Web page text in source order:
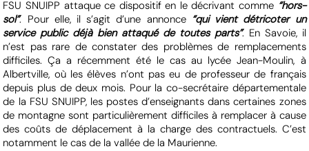
FSU SNUIPP attaque ce dispositif en le décrivant comme “hors-
sol”. Pour elle, il s’agit d’une annonce “qui vient détricoter un
service public déjà bien attaqué de toutes parts”. En Savoie, il
n’est pas rare de constater des problèmes de remplacements
difficiles. Ça a récemment été le cas au lycée Jean-Moulin, à
Albertville, où les élèves n’ont pas eu de professeur de français
depuis plus de deux mois. Pour la co-secrétaire départementale
de la FSU SNUIPP, les postes d’enseignants dans certaines zones
de montagne sont particulièrement difficiles à remplacer à cause
des coûts de déplacement à la charge des contractuels. C’est
notamment le cas de la vallée de la Maurienne.